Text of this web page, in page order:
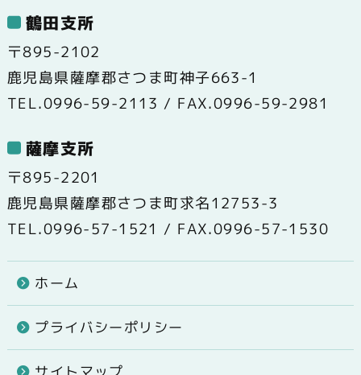
鶴田支所
〒895-2102
鹿児島県薩摩郡さつま町神子663-1
TEL.0996-59-2113 / FAX.0996-59-2981
薩摩支所
〒895-2201
鹿児島県薩摩郡さつま町求名12753-3
TEL.0996-57-1521 / FAX.0996-57-1530
ホーム
プライバシーポリシー